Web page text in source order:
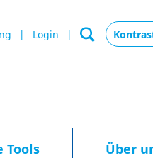
Login
Über